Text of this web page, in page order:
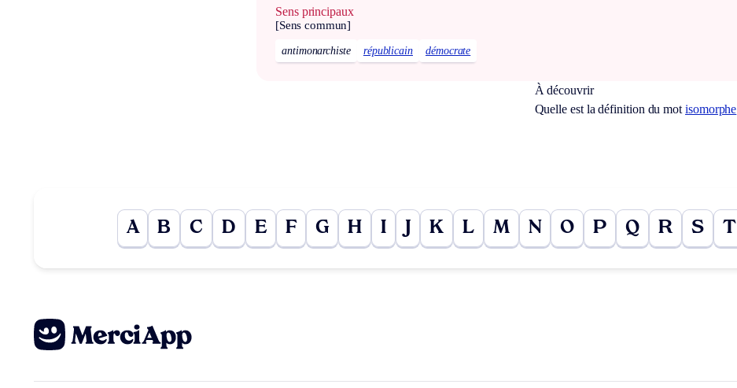
Sens principaux
[Sens commun]
antimonarchiste républicain démocrate
À découvrir
Quelle est la définition du motisomorphe
A B C D E F G H I J K L M N O P Q R S T